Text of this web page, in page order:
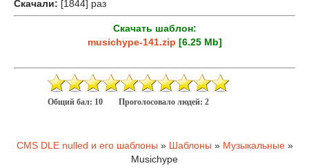
Скачали: [1844] раз
Скачать шаблон:
musichype-141.zip [6.25 Mb]
Общий бал: 10 Проголосовало людей: 2
CMS DLE nulled и его шаблоны » Шаблоны » Музыкальные»
Musichype